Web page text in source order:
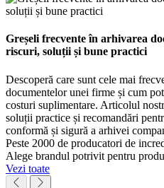
Greșeli frecvente în arhivarea
riscuri, soluții și bune practici
Descoperă care sunt cele mai
documentelor unei firme și cum
costuri suplimentare. Articolul
soluții practice și recomandări
conformă și sigură a arhivei
Peste 2000 de producatori de
Alege brandul potrivit pentru
Vezi toate